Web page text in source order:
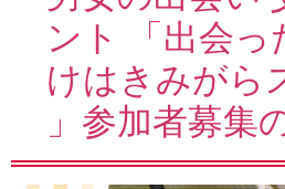
ント 「出会っ
けはきみがら
」参加者募集